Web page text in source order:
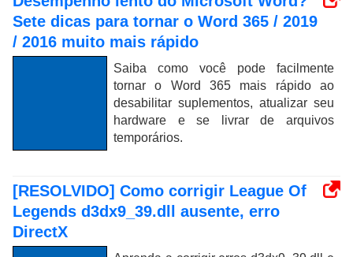
Sete dicas para tornar o Word 365 / 2019
/ 2016 muito mais rápido
Saiba como você pode facilmente
tornar o Word 365 mais rápido ao
desabilitar suplementos, atualizar seu
hardware e se livrar de arquivos
temporários.
[RESOLVIDO] Como corrigir League Of
Legends d3dx9_39.dll ausente, erro
DirectX